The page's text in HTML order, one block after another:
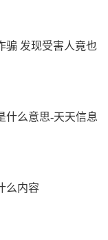
骗 发现受害人竟也
什么意思-天天信息
么内容